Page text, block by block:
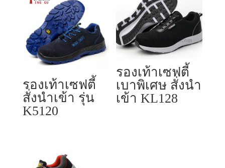
รองเท้าเซฟตี้
สั่งนำเข้า รุ่น
K5120
รองเท้าเซฟตี้
เบาพิเศษ สั่งนำ
เข้า KL128